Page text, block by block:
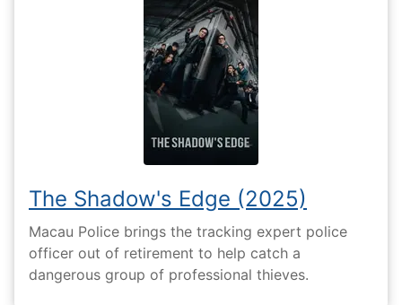
The Shadow's Edge (2025)
Macau Police brings the tracking expert police
officer out of retirement to help catch a
dangerous group of professional thieves.